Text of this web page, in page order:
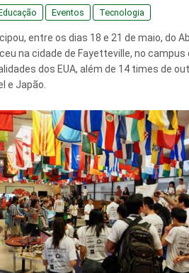
Eventos Tecnologia
entre os dias 18 e 21 de maio, do
na cidade de Fayetteville, no campus
dos EUA, além de 14 times de
e Japão.